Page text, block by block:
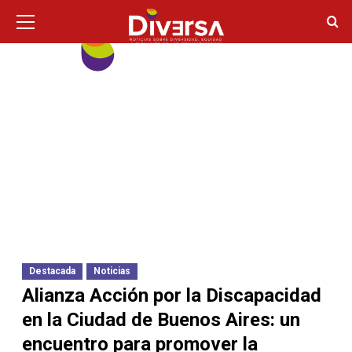
contenido
principal
Destacada Noticias
Alianza Acción por la Discapacidad
en la Ciudad de Buenos Aires: un
encuentro para promover la